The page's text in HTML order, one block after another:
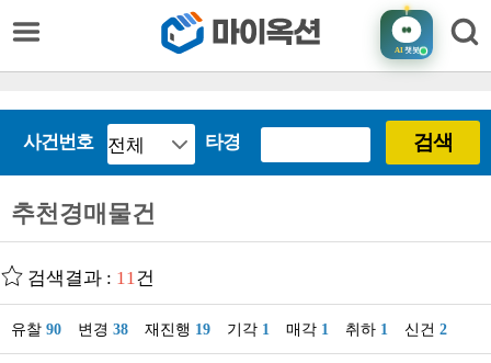
AI챗봇
사건번호 타경 검색
추천경매물건
검색결과 : 11건
유찰 90 변경 38 재진행 19 기각 1 매각 1 취하 1 신건 2